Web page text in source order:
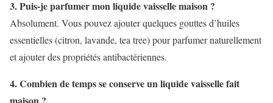
3. Puis-je parfumer mon liquide vaisselle maison ?
Absolument. Vous pouvez ajouter quelques gouttes d’huiles
essentielles (citron, lavande, tea tree) pour parfumer naturellement
et ajouter des propriétés antibactériennes.
4. Combien de temps se conserve un liquide vaisselle fait
maison ?